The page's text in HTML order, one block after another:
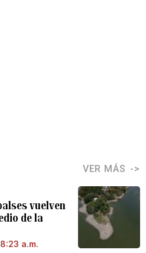
VER MÁS
vuelven
de la
a.m.